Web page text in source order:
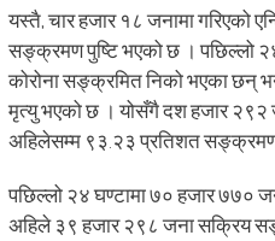
यस्तै, चार हजार १८ जनामा गरिएको
सङ्क्रमण पुष्टि भएको छ । पछिल्लो
कोरोना सङ्क्रमित निको भएका
मृत्यु भएको छ । योसँगै दश हजार
अहिलेसम्म ९३.२३ प्रतिशत
पछिल्लो २४ घण्टामा ७० हजार ७७०
अहिले ३९ हजार २९८ जना सक्रिय